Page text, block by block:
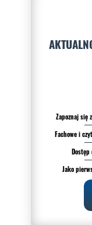
Zapoznaj się
Fachowe i
Jako